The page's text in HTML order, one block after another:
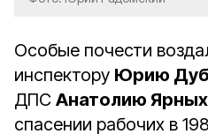
Особые почести
инспектору Юрию
ДПС Анатолию Ярных
спасении рабочих в